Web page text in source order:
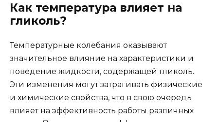
Как температура влияет на
гликоль?
Температурные колебания оказывают
значительное влияние на характеристики и
поведение жидкости, содержащей гликоль.
Эти изменения могут затрагивать физические
и химические свойства, что в свою очередь
влияет на эффективность работы различных